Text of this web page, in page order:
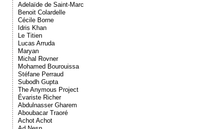
Adelaïde de Saint-Marc
Benoit Colardelle
Cécile Borne
Idris Khan
Le Titien
Lucas Arruda
Maryan
Michal Rovner
Mohamed Bourouissa
Stéfane Perraud
Subodh Gupta
The Anymous Project
Évariste Richer
Abdulnasser Gharem
Aboubacar Traoré
Achot Achot